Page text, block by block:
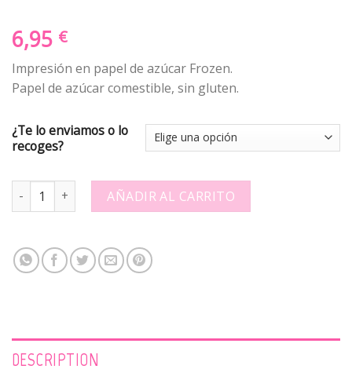
6,95 €
Impresión en papel de azúcar Frozen.
Papel de azúcar comestible, sin gluten.
¿Te lo enviamos o lo
recoges?
Papel de azucar - Frozen Fever quantity
AÑADIR AL CARRITO
DESCRIPTION